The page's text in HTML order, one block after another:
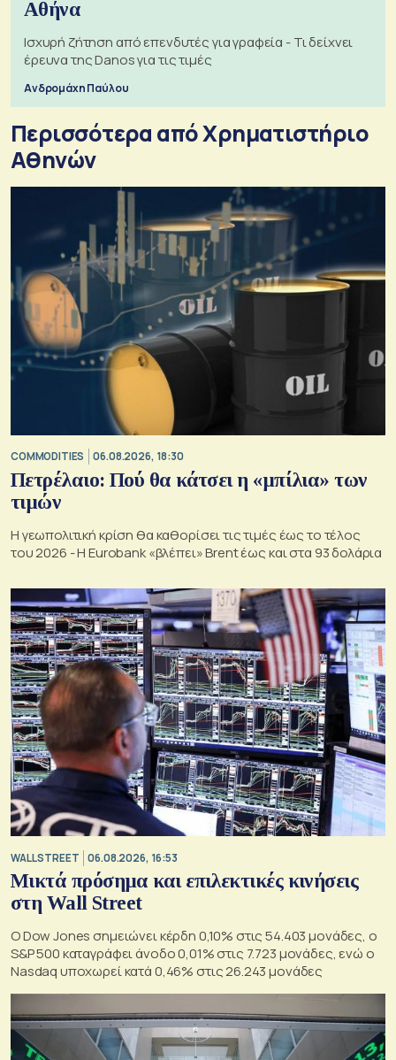
Αθήνα
Ισχυρή ζήτηση από επενδυτές για γραφεία - Τι δείχνει
έρευνα της Danos για τις τιμές
Ανδρομάχη Παύλου
Περισσότερα από Xρηματιστήριο
Αθηνών
COMMODITIES 06.08.2026, 18:30
Πετρέλαιο: Πού θα κάτσει η «μπίλια» των
τιμών
Η γεωπολιτική κρίση θα καθορίσει τις τιμές έως το τέλος
του 2026 - Η Eurobank «βλέπει» Brent έως και στα 93 δολάρια
WALL STREET 06.08.2026, 16:53
Μικτά πρόσημα και επιλεκτικές κινήσεις
στη Wall Street
Ο Dow Jones σημειώνει κέρδη 0,10% στις 54.403 μονάδες, ο
S&P 500 καταγράφει άνοδο 0,01% στις 7.723 μονάδες, ενώ ο
Nasdaq υποχωρεί κατά 0,46% στις 26.243 μονάδες